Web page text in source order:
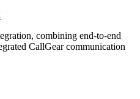
combining end-to-end
CallGear communication